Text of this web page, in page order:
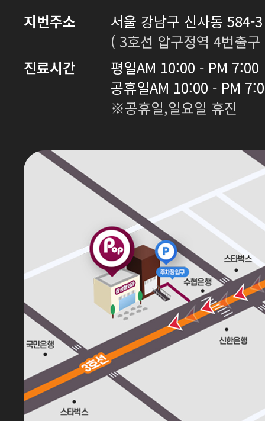
지번주소
서울 강남구 신사동 584-
( 3호선 압구정역 4번출
진료시간
평일AM 10:00 - PM 7:00
공휴일AM 10:00 - PM
※공휴일,일요일 휴진